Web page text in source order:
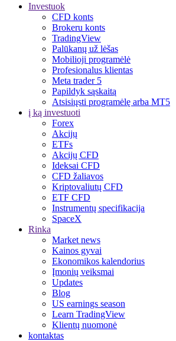
Investuok
CFD konts
Brokeru konts
TradingView
Palūkanų už lėšas
Mobilioji programėlė
Profesionalus klientas
Meta trader 5
Papildyk sąskaitą
Atsisiųsti programėlę arba MT5
į ką investuoti
Forex
Akcijų
ETFs
Akcijų CFD
Ideksai CFD
CFD žaliavos
Kriptovaliutų CFD
ETF CFD
Instrumentų specifikacija
SpaceX
Rinka
Market news
Kainos gyvai
Ekonomikos kalendorius
Įmonių veiksmai
Updates
Blog
US earnings season
Learn TradingView
Klientų nuomonė
kontaktas